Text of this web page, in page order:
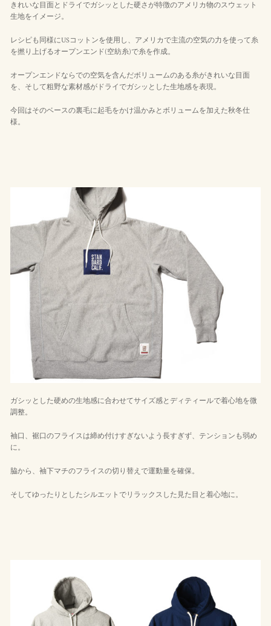
きれいな目面とドライでガシッとした硬さが特徴のアメリカ物のスウェット
生地をイメージ。
レシピも同様にUSコットンを使用し、アメリカで主流の空気の力を使って糸
を撚り上げるオープンエンド(空紡糸)で糸を作成。
オープンエンドならでの空気を含んだボリュームのある糸がきれいな目面
を、そして粗野な素材感がドライでガシッとした生地感を表現。
今回はそのベースの裏毛に起毛をかけ温かみとボリュームを加えた秋冬仕
様。
ガシッとした硬めの生地感に合わせてサイズ感とディティールで着心地を微
調整。
袖口、裾口のフライスは締め付けすぎないよう長すぎず、テンションも弱め
に。
脇から、袖下マチのフライスの切り替えで運動量を確保。
そしてゆったりとしたシルエットでリラックスした見た目と着心地に。